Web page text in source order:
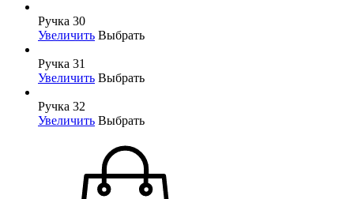
Ручка 30
Увеличить Выбрать
Ручка 31
Увеличить Выбрать
Ручка 32
Увеличить Выбрать